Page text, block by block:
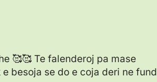
🥰🥰 Te falenderoj pa mase
besoja se do e coja deri ne fund